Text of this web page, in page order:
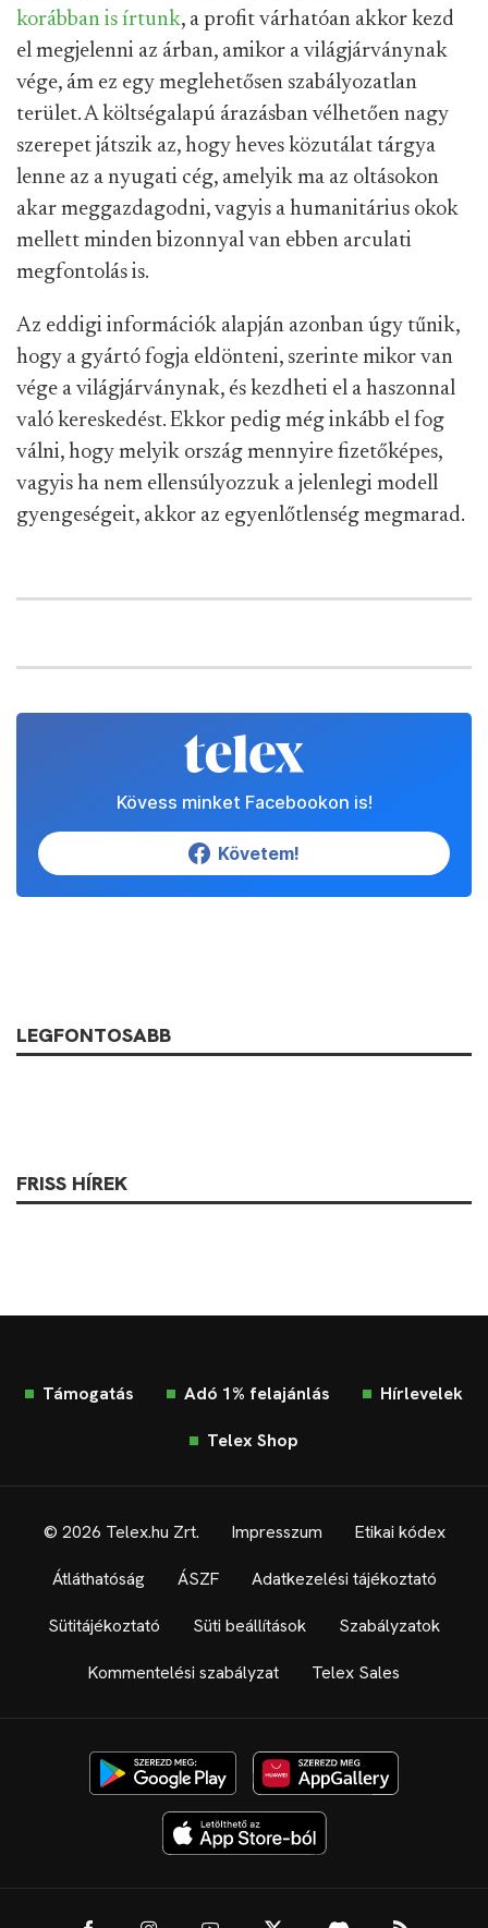
korábban is írtunk, a profit várhatóan akkor kezd
el megjelenni az árban, amikor a világjárványnak
vége, ám ez egy meglehetősen szabályozatlan
terület. A költségalapú árazásban vélhetően nagy
szerepet játszik az, hogy heves közutálat tárgya
lenne az a nyugati cég, amelyik ma az oltásokon
akar meggazdagodni, vagyis a humanitárius okok
mellett minden bizonnyal van ebben arculati
megfontolás is.
Az eddigi információk alapján azonban úgy tűnik,
hogy a gyártó fogja eldönteni, szerinte mikor van
vége a világjárványnak, és kezdheti el a haszonnal
való kereskedést. Ekkor pedig még inkább el fog
válni, hogy melyik ország mennyire fizetőképes,
vagyis ha nem ellensúlyozzuk a jelenlegi modell
gyengeségeit, akkor az egyenlőtlenség megmarad.
Kövess minket Facebookon is!
Követem!
LEGFONTOSABB
FRISS HÍREK
Támogatás Adó 1% felajánlás Hírlevelek
Telex Shop
© 2026 Telex.hu Zrt. Impresszum Etikai kódex
Átláthatóság ÁSZF Adatkezelési tájékoztató
Sütitájékoztató Süti beállítások Szabályzatok
Kommentelési szabályzat Telex Sales